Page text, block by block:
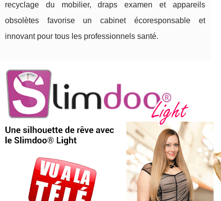
recyclage du mobilier, draps examen et appareils
obsolètes favorise un cabinet écoresponsable et
innovant pour tous les professionnels santé.